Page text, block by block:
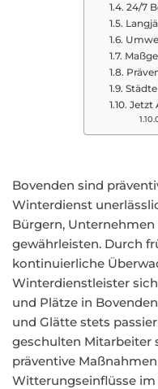
24/7
Jetzt
Bovenden sind
Winterdienst
Bürgern,
gewährleisten. Durch
kontinuierliche
Winterdienstleister
und Plätze in
und Glätte stets
geschulten Mitarbeiter
präventive
Witterungseinflüsse